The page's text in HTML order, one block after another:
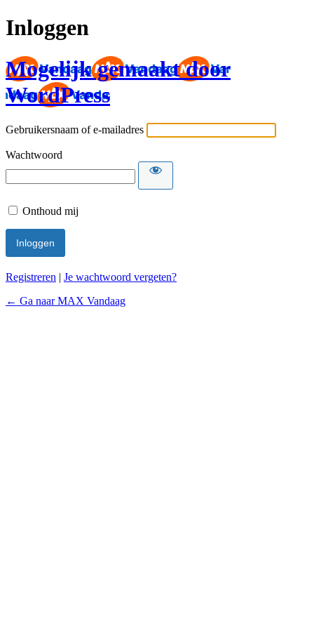
Inloggen
Mogelijk gemaakt door
WordPress
Gebruikersnaam of e-mailadres
Wachtwoord
Onthoud mij
Registreren | Je wachtwoord vergeten?
← Ga naar MAX Vandaag